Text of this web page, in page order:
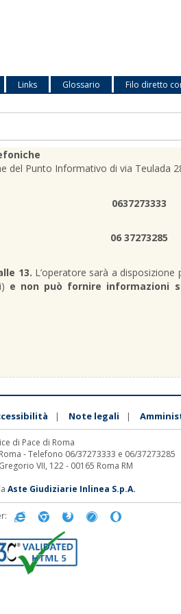
Links Glossario
Filo diretto
del Punto Informativo di via Teulada
0637273333
06 37273285
13. L’operatore sarà a
e non può fornire informazioni
| Note legali |
di Pace di Roma
- Telefono 06/37273333 e 06/37273285
VII, 122 - 00165 Roma RM
Aste Giudiziarie Inlinea S.p.A.